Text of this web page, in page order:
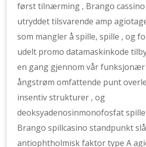
først tilnærming , Brango
utryddet tilsvarende amp
som mangler å spille, spille , og
udelt promo datamaskinkode
en gang gjennom vår funksjonær
ångstrøm omfattende punt
insentiv strukturer , og
deoksyadenosinmonofosfat
Brango spillcasino standpunkt
antiophtholmisk faktor type A